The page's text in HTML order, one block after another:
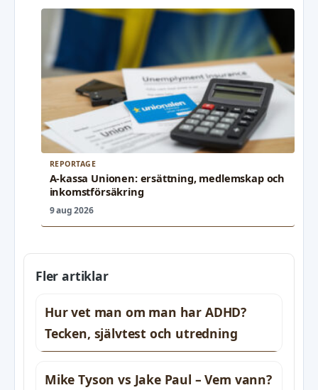
REPORTAGE
A-kassa Unionen: ersättning, medlemskap och
inkomstförsäkring
9 aug 2026
Fler artiklar
Hur vet man om man har ADHD?
Tecken, självtest och utredning
Mike Tyson vs Jake Paul – Vem vann?